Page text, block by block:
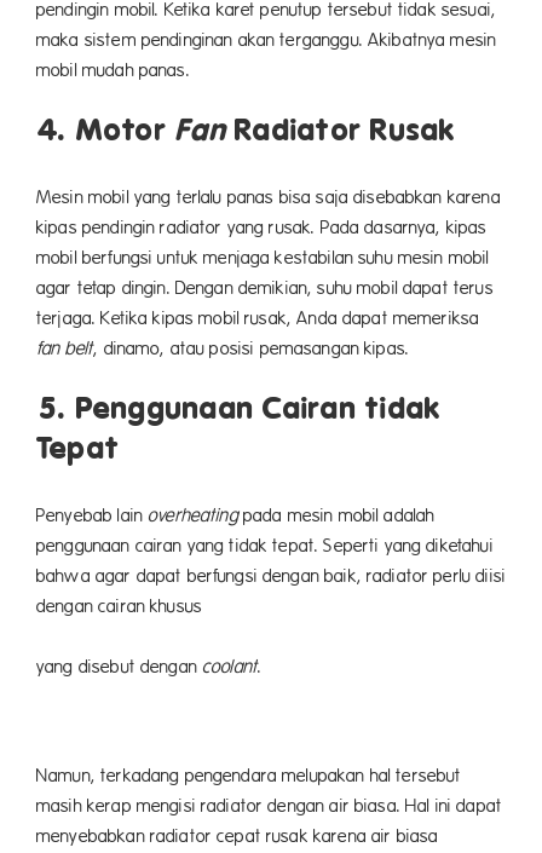
pendingin mobil. Ketika karet penutup tersebut tidak sesuai,
maka sistem pendinginan akan terganggu. Akibatnya mesin
mobil mudah panas.
4. MotorFanRadiator Rusak
Mesin mobil yang terlalu panas bisa saja disebabkan karena
kipas pendingin radiator yang rusak. Pada dasarnya, kipas
mobil berfungsi untuk menjaga kestabilan suhu mesin mobil
agar tetap dingin. Dengan demikian, suhu mobil dapat terus
terjaga. Ketika kipas mobil rusak, Anda dapat memeriksa
fan belt, dinamo, atau posisi pemasangan kipas.
5. Penggunaan Cairan tidak
Tepat
Penyebab lain overheatingpada mesin mobil adalah
penggunaan cairan yang tidak tepat. Seperti yang diketahui
bahwa agar dapat berfungsi dengan baik, radiator perlu diisi
dengan cairan khusus
yang disebut dengan coolant.
Namun, terkadang pengendara melupakan hal tersebut
masih kerap mengisi radiator dengan air biasa. Hal ini dapat
menyebabkan radiator cepat rusak karena air biasa